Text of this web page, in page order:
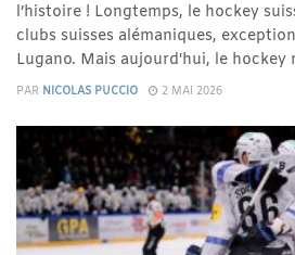
l’histoire ! Longtemps, le hockey
clubs suisses alémaniques,
Lugano. Mais aujourd'hui, le hockey
PAR NICOLAS PUCCIO 2 MAI 2026